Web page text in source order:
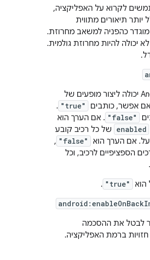
לקרוא על האפליקציה,
יותר תיאורים מתווית
כהפניה למשאב מחרוזת.
לא יכולה להיות מחרוזת גולמית.
האם מערכת Android יכולה ליצור מופעים של
אם אפשר, כותבים
"true"
.
"false" . אם הערך הוא
enabled של כל רכיב קובע
אם הערך הוא
"false"
,
הספציפיים לרכיב, וכל
"true"
.
לבטל את ההסכמה
ברמת האפליקציה.